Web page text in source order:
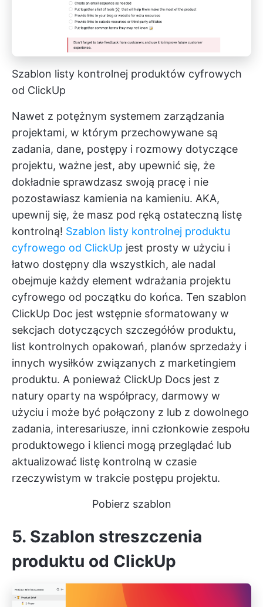
Szablon listy kontrolnej produktów cyfrowych
od ClickUp
Nawet z potężnym systemem zarządzania
projektami, w którym przechowywane są
zadania, dane, postępy i rozmowy dotyczące
projektu, ważne jest, aby upewnić się, że
dokładnie sprawdzasz swoją pracę i nie
pozostawiasz kamienia na kamieniu. AKA,
upewnij się, że masz pod ręką ostateczną listę
kontrolną! Szablon listy kontrolnej produktu
cyfrowego od ClickUp jest prosty w użyciu i
łatwo dostępny dla wszystkich, ale nadal
obejmuje każdy element wdrażania projektu
cyfrowego od początku do końca. Ten szablon
ClickUp Doc jest wstępnie sformatowany w
sekcjach dotyczących szczegółów produktu,
list kontrolnych opakowań, planów sprzedaży i
innych wysiłków związanych z marketingiem
produktu. A ponieważ ClickUp Docs jest z
natury oparty na współpracy, darmowy w
użyciu i może być połączony z lub z dowolnego
zadania, interesariusze, inni członkowie zespołu
produktowego i klienci mogą przeglądać lub
aktualizować listę kontrolną w czasie
rzeczywistym w trakcie postępu projektu.
Pobierz szablon
5. Szablon streszczenia
produktu od ClickUp